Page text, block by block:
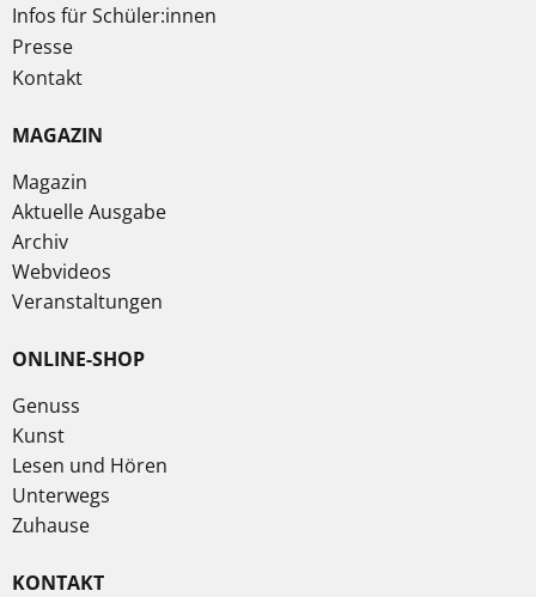
Infos für Schüler:innen
Presse
Kontakt
MAGAZIN
Magazin
Aktuelle Ausgabe
Archiv
Webvideos
Veranstaltungen
ONLINE-SHOP
Genuss
Kunst
Lesen und Hören
Unterwegs
Zuhause
KONTAKT